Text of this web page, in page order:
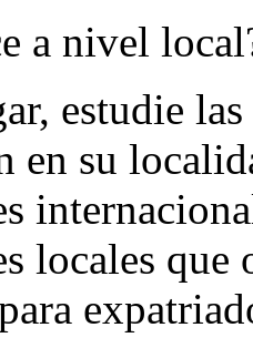
a nivel
estudie
en su
locales que